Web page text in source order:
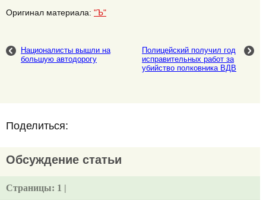
Оригинал материала: "Ъ"
Националисты вышли на
большую автодорогу
Полицейский получил год
исправительных работ за
убийство полковника ВДВ
Поделиться:
Обсуждение статьи
Страницы: 1 |